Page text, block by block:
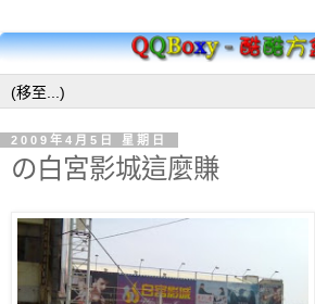
2009年4月5日 星期日
の白宮影城這麼賺